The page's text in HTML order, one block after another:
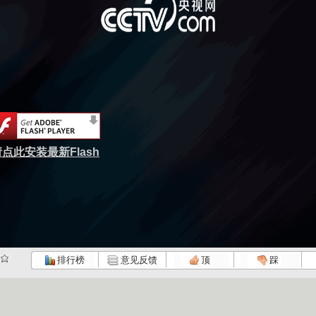
点此安装最新Flash
排行榜 意见反馈 顶 踩